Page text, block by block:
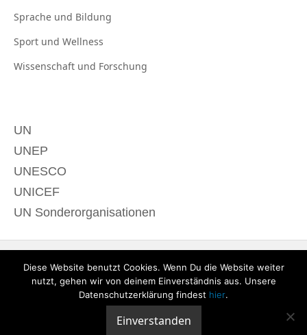
Sprache und Bildung
Sport und Wellness
Wissenschaft und Forschung
UN
UNEP
UNESCO
UNICEF
UN Sonderorganisationen
Diese Website benutzt Cookies. Wenn Du die Website weiter
nutzt, gehen wir von deinem Einverständnis aus. Unsere
Datenschutzerklärung findest hier.
Einverstanden